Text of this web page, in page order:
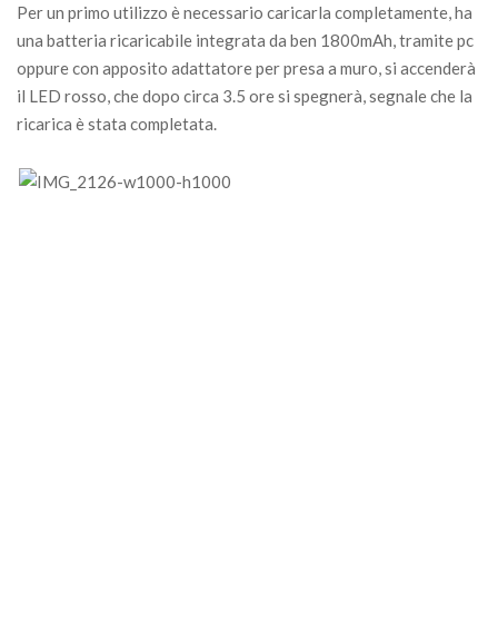
Per un primo utilizzo è necessario caricarla completamente, ha
una batteria ricaricabile integrata da ben 1800mAh, tramite pc
oppure con apposito adattatore per presa a muro, si accenderà
il LED rosso, che dopo circa 3.5 ore si spegnerà, segnale che la
ricarica è stata completata.